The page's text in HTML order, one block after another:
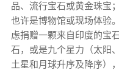
品、流行宝石或黄金珠宝
也许是博物馆或现场体验
虑捐赠一颗来自印度的宝
石，或是九个星力（太阳
土星和月球升序及降序）